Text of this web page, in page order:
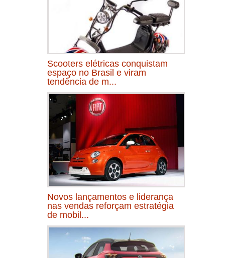
Scooters elétricas conquistam
espaço no Brasil e viram
tendência de m...
Novos lançamentos e liderança
nas vendas reforçam estratégia
de mobil...